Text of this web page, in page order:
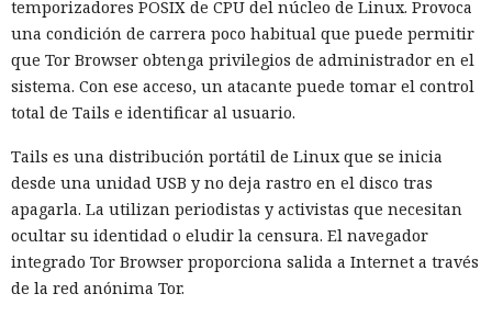
temporizadores POSIX de CPU del núcleo de Linux. Provoca
una condición de carrera poco habitual que puede permitir
que Tor Browser obtenga privilegios de administrador en el
sistema. Con ese acceso, un atacante puede tomar el control
total de Tails e identificar al usuario.
Tails es una distribución portátil de Linux que se inicia
desde una unidad USB y no deja rastro en el disco tras
apagarla. La utilizan periodistas y activistas que necesitan
ocultar su identidad o eludir la censura. El navegador
integrado Tor Browser proporciona salida a Internet a través
de la red anónima Tor.